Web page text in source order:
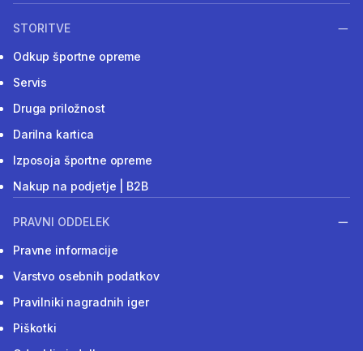
STORITVE
Odkup športne opreme
Servis
Druga priložnost
Darilna kartica
Izposoja športne opreme
Nakup na podjetje | B2B
PRAVNI ODDELEK
Pravne informacije
Varstvo osebnih podatkov
Pravilniki nagradnih iger
Piškotki